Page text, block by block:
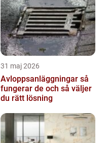
31 maj 2026
Avloppsanläggningar så
fungerar de och så väljer
du rätt lösning